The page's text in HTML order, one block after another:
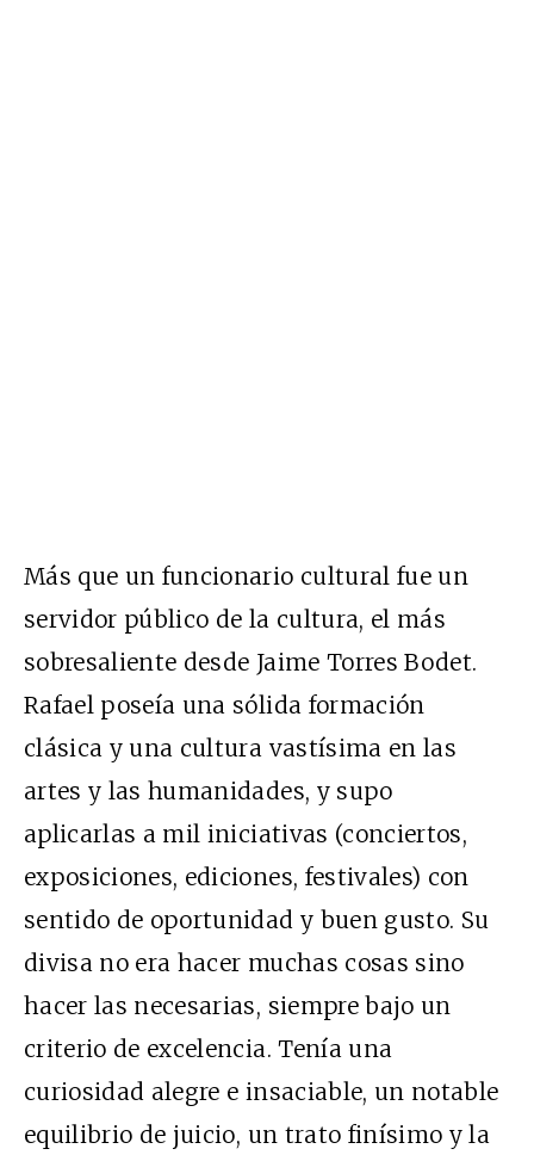
Más que un funcionario cultural fue un
servidor público de la cultura, el más
sobresaliente desde Jaime Torres Bodet.
Rafael poseía una sólida formación
clásica y una cultura vastísima en las
artes y las humanidades, y supo
aplicarlas a mil iniciativas (conciertos,
exposiciones, ediciones, festivales) con
sentido de oportunidad y buen gusto. Su
divisa no era hacer muchas cosas sino
hacer las necesarias, siempre bajo un
criterio de excelencia. Tenía una
curiosidad alegre e insaciable, un notable
equilibrio de juicio, un trato finísimo y la